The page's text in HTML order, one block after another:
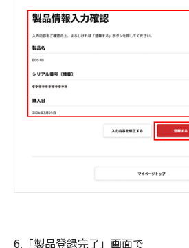
6.「製品登録完了」画面で